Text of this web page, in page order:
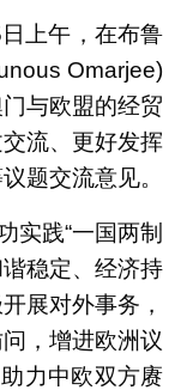
上午，在布鲁
Omarjee)
与欧盟的经贸
流、更好发挥
题交流意见。
实践“一国两制
稳定、经济持
展对外事务，
，增进欧洲议
力中欧双方赓